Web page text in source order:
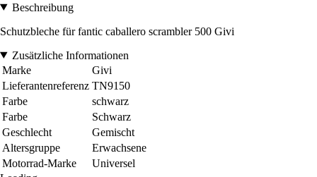
Beschreibung
Schutzbleche für fantic caballero scrambler 500 Givi
Zusätzliche Informationen
Marke
Givi
Lieferantenreferenz TN9150
Farbe
schwarz
Farbe
Schwarz
Geschlecht
Gemischt
Altersgruppe
Erwachsene
Motorrad-Marke
Universel